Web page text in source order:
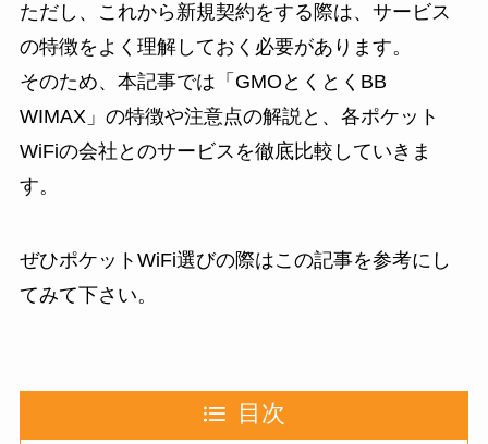
ただし、これから新規契約をする際は、サービス
の特徴をよく理解しておく必要があります。
そのため、本記事では「GMOとくとくBB
WIMAX」の特徴や注意点の解説と、各ポケット
WiFiの会社とのサービスを徹底比較していきま
す。
ぜひポケットWiFi選びの際はこの記事を参考にし
てみて下さい。
目次